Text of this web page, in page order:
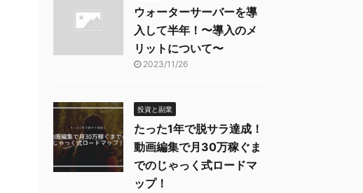
ウォーターサーバーを導
入して半年！〜導入のメ
リットについて〜
2023/11/26
投資と副業
たった1年で脱サラ達成！
動画編集で月30万稼ぐま
でのじゃっく式ロードマ
ップ！